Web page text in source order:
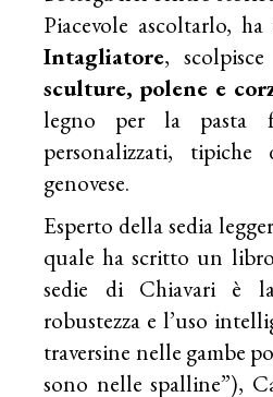
Piacevole ascoltarlo,
Intagliatore,
sculture, polene e
legno per la pasta
personalizzati, tipiche
genovese.
Esperto della sedia
quale ha scritto un
sedie di Chiavari è
robustezza e l’uso
traversine nelle gambe
sono nelle spalline”),